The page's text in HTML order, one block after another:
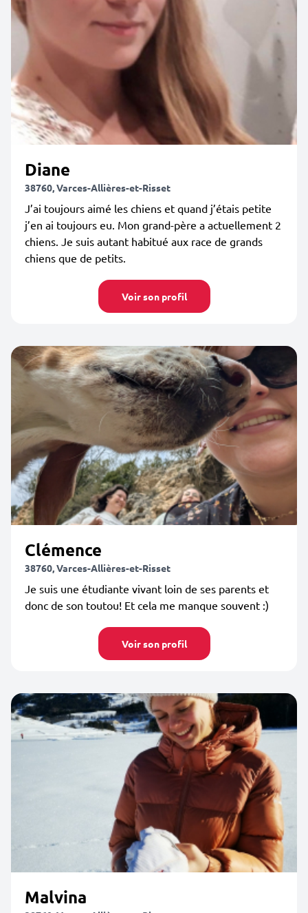
Diane
38760, Varces-Allières-et-Risset
J’ai toujours aimé les chiens et quand j’étais petite
j’en ai toujours eu. Mon grand-père a actuellement 2
chiens. Je suis autant habitué aux race de grands
chiens que de petits.
Voir son profil
Clémence
38760, Varces-Allières-et-Risset
Je suis une étudiante vivant loin de ses parents et
donc de son toutou! Et cela me manque souvent :)
Voir son profil
Malvina